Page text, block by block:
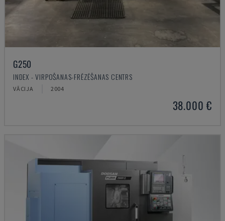
G250
INDEX - VIRPOŠANAS-FRĒZĒŠANAS CENTRS
VĀCIJA 2004
38.000 €